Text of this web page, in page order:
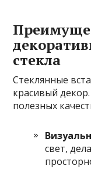
стекла
Стеклянные
красивый
полезных
свет,